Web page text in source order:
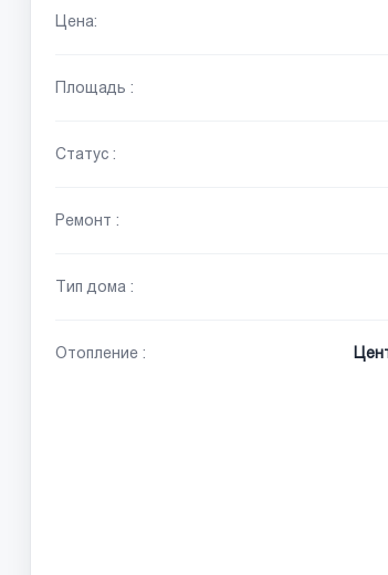
Цена:
Площадь :
Статус :
Ремонт :
Тип дома :
Отопление :